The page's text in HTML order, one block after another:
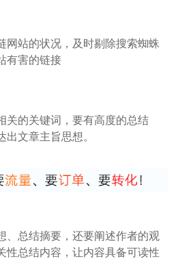
网站的状况，及时剔除搜索蜘蛛
有害的链接
关的关键词，要有高度的总结
文章主旨思想。
、总结摘要，还要阐述作者的观
性总结内容，让内容具备可读性